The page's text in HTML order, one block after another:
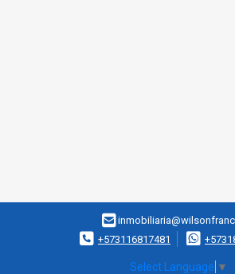
+573116817481
Select Language ▼